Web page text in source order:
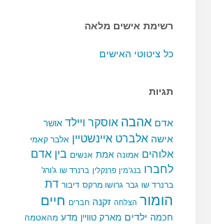
רשימת אישים מלאה
כל ציטוטי האישים
תגיות
אדם אהבה אוסקר ויילד אושר
אישה אלברט איינשטיין אלבר קאמי
אלוהים אמונה אמת אנשים בין אדם
לחברו בנג'מין פרנקלין ברנרד שו ג'ורג'
ברנרד שו גבר גרושו מרקס דיבור דת
הומור הצלחה זקנה חברים חיים
חכמה ילדים מארק טוויין מדע מהאטמה